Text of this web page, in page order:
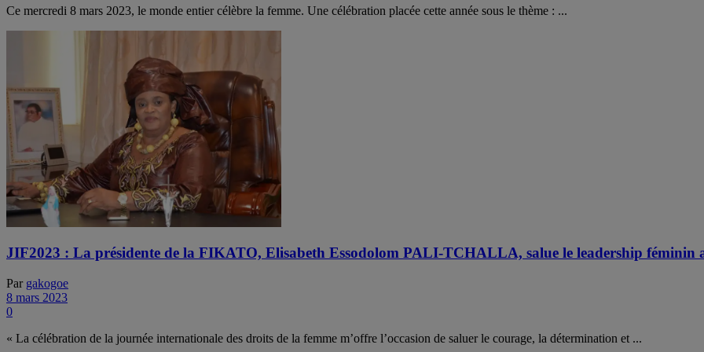
Ce mercredi 8 mars 2023, le monde entier célèbre la femme. Une célébration placée cette année sous le thème : ...
JIF2023 : La présidente de la FIKATO, Elisabeth Essodolom PALI-TCHALLA, salue le leadership féminin
Par gakogoe
8 mars 2023
0
« La célébration de la journée internationale des droits de la femme m’offre l’occasion de saluer le courage, la détermination et ...